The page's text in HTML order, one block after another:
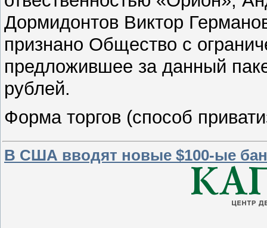
Дормидонтов Виктор
признано Общество с
предложившее за данный
рублей.
Форма торгов (способ
В США вводят новые $100-ые